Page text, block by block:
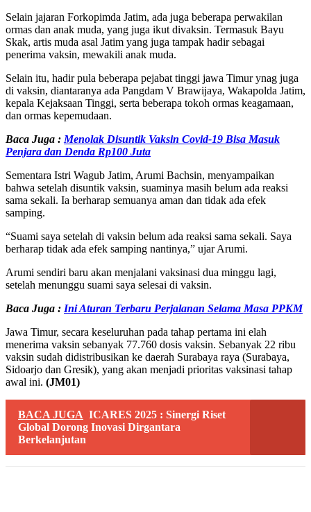
Selain jajaran Forkopimda Jatim, ada juga beberapa perwakilan
ormas dan anak muda, yang juga ikut divaksin. Termasuk Bayu
Skak, artis muda asal Jatim yang juga tampak hadir sebagai
penerima vaksin, mewakili anak muda.
Selain itu, hadir pula beberapa pejabat tinggi jawa Timur ynag juga
di vaksin, diantaranya ada Pangdam V Brawijaya, Wakapolda Jatim,
kepala Kejaksaan Tinggi, serta beberapa tokoh ormas keagamaan,
dan ormas kepemudaan.
Baca Juga : Menolak Disuntik Vaksin Covid-19 Bisa Masuk
Penjara dan Denda Rp100 Juta
Sementara Istri Wagub Jatim, Arumi Bachsin, menyampaikan
bahwa setelah disuntik vaksin, suaminya masih belum ada reaksi
sama sekali. Ia berharap semuanya aman dan tidak ada efek
samping.
“Suami saya setelah di vaksin belum ada reaksi sama sekali. Saya
berharap tidak ada efek samping nantinya,” ujar Arumi.
Arumi sendiri baru akan menjalani vaksinasi dua minggu lagi,
setelah menunggu suami saya selesai di vaksin.
Baca Juga : Ini Aturan Terbaru Perjalanan Selama Masa PPKM
Jawa Timur, secara keseluruhan pada tahap pertama ini elah
menerima vaksin sebanyak 77.760 dosis vaksin. Sebanyak 22 ribu
vaksin sudah didistribusikan ke daerah Surabaya raya (Surabaya,
Sidoarjo dan Gresik), yang akan menjadi prioritas vaksinasi tahap
awal ini. (JM01)
BACA JUGA ICARES 2025 : Sinergi Riset
Global Dorong Inovasi Dirgantara
Berkelanjutan